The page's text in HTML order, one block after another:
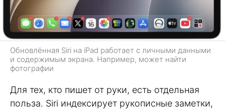
Обновлённая Siri на iPad работает с личными данными
и содержимым экрана. Например, может найти
фотографии
Для тех, кто пишет от руки, есть отдельная
польза. Siri индексирует рукописные заметки,